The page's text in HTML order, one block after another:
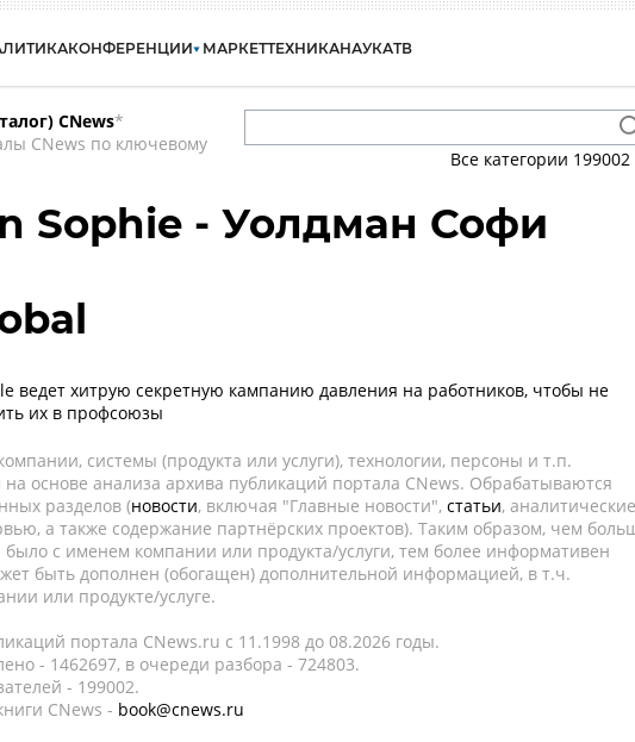
КОНФЕРЕНЦИИ МАРКЕТТЕХНИКАНАУКАТВ
CNews*
CNews по ключевому
Все категории 199002
Sophie - Уолдман Софи
ведет хитрую секретную кампанию давления на работников, чтобы не
их в профсоюзы
системы (продукта или услуги), технологии, персоны и т.п.
на основе анализа архива публикаций портала CNews. Обрабатываются
разделов (новости, включая "Главные новости", статьи, аналитические
а также содержание партнёрских проектов). Таким образом, чем
было с именем компании или продукта/услуги, тем более информативен
быть дополнен (обогащен) дополнительной информацией, в т.ч.
или продукте/услуге.
портала CNews.ru c 11.1998 до 08.2026 годы.
- 1462697, в очереди разбора - 724803.
- 199002.
CNews - book@cnews.ru